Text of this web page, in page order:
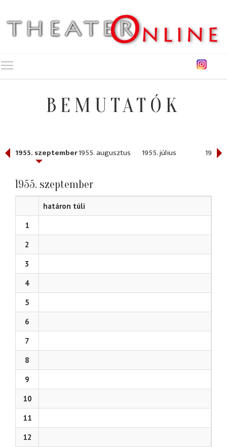
BEMUTATÓK
1955. szeptember1955. augusztus 1955. július 1955.
1955. szeptember
határon túli
1
2
3
4
5
6
7
8
9
10
11
12